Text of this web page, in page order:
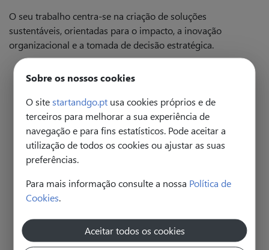
Sobre os nossos cookies
O site startandgo.pt usa cookies próprios e de
terceiros para melhorar a sua experiência de
navegação e para fins estatísticos. Pode aceitar a
utilização de todos os cookies ou ajustar as suas
preferências.
Para mais informação consulte a nossa Política de
Cookies
Aceitar todos os cookies
O seu trabalho centra-se na criação de soluções
sustentáveis, orientadas para o impacto, a inovação
organizacional e a tomada de decisão estratégica.
Artigos do autor
AI e Human Intelligence in Academics – Now
What?
Esta foi a pergunta que coloquei ao Chat GPT, após o
pedido da revista Start&Go para escrever sobre este
sobre o Associativismo
O fenómeno do associativismo, tantas vezes reduzido a
uma leitura meramente organizacional ou instrumental,